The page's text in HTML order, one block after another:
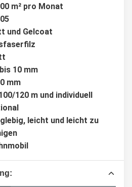
m² pro Monat
und Gelcoat
10 mm
mm
120 m und individuell
leicht und leicht zu